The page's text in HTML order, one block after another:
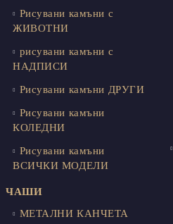
Рисувани камъни с
ЖИВОТНИ
рисувани камъни с
НАДПИСИ
Рисувани камъни ДРУГИ
Рисувани камъни
КОЛЕДНИ
Рисувани камъни
ВСИЧКИ МОДЕЛИ
ЧАШИ
МЕТАЛНИ КАНЧЕТА